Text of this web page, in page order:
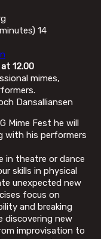
14
12.00
mimes,
Dansalliansen
Mime Fest he will
with his performers
in theatre or dance
skills in physical
unexpected new
focus on
and breaking
discovering new
improvisation to